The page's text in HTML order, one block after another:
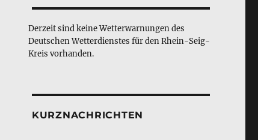
Derzeit sind keine Wetterwarnungen des
Deutschen Wetterdienstes für den Rhein-Seig-
Kreis vorhanden.
KURZNACHRICHTEN